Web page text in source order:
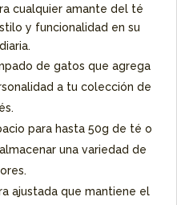
cualquier amante del té
y funcionalidad en su
de gatos que agrega
a tu colección de
para hasta 50g de té o
una variedad de
ajustada que mantiene el